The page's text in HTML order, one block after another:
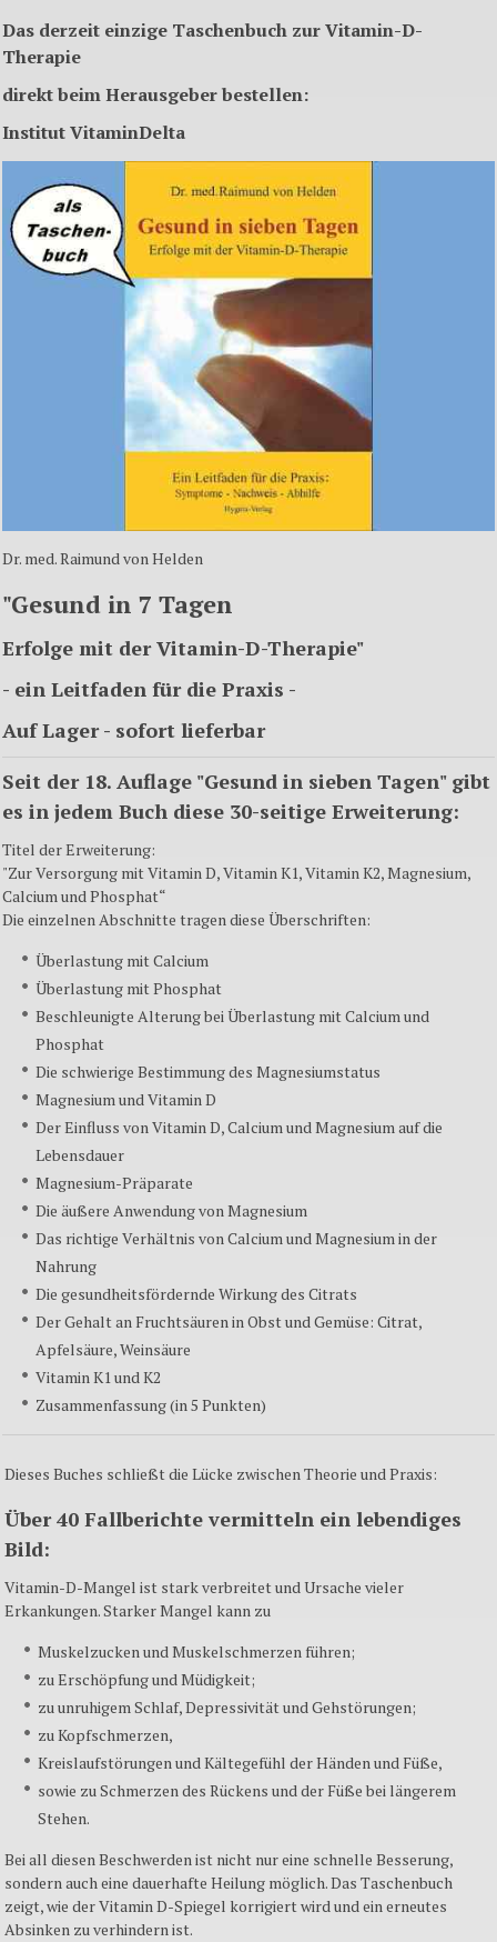
Das derzeit einzige Taschenbuch zur Vitamin-D-
Therapie
direkt beim Herausgeber bestellen:
Institut VitaminDelta
Dr. med. Raimund von Helden
"Gesund in 7 Tagen
Erfolge mit der Vitamin-D-Therapie"
- ein Leitfaden für die Praxis -
Auf Lager - sofort lieferbar
Seit der 18. Auflage "Gesund in sieben Tagen" gibt
es in jedem Buch diese 30-seitige Erweiterung:
Titel der Erweiterung:
"Zur Versorgung mit Vitamin D, Vitamin K1, Vitamin K2, Magnesium,
Calcium und Phosphat“
Die einzelnen Abschnitte tragen diese Überschriften:
Überlastung mit Calcium
Überlastung mit Phosphat
Beschleunigte Alterung bei Überlastung mit Calcium und
Phosphat
Die schwierige Bestimmung des Magnesiumstatus
Magnesium und Vitamin D
Der Einfluss von Vitamin D, Calcium und Magnesium auf die
Lebensdauer
Magnesium-Präparate
Die äußere Anwendung von Magnesium
Das richtige Verhältnis von Calcium und Magnesium in der
Nahrung
Die gesundheitsfördernde Wirkung des Citrats
Der Gehalt an Fruchtsäuren in Obst und Gemüse: Citrat,
Apfelsäure, Weinsäure
Vitamin K1 und K2
Zusammenfassung (in 5 Punkten)
Dieses Buches schließt die Lücke zwischen Theorie und Praxis:
Über 40 Fallberichte vermitteln ein lebendiges
Bild:
Vitamin-D-Mangel ist stark verbreitet und Ursache vieler
Erkankungen. Starker Mangel kann zu
Muskelzucken und Muskelschmerzen führen;
zu Erschöpfung und Müdigkeit;
zu unruhigem Schlaf, Depressivität und Gehstörungen;
zu Kopfschmerzen,
Kreislaufstörungen und Kältegefühl der Händen und Füße,
sowie zu Schmerzen des Rückens und der Füße bei längerem
Stehen.
Bei all diesen Beschwerden ist nicht nur eine schnelle Besserung,
sondern auch eine dauerhafte Heilung möglich. Das Taschenbuch
zeigt, wie der Vitamin D-Spiegel korrigiert wird und ein erneutes
Absinken zu verhindern ist.